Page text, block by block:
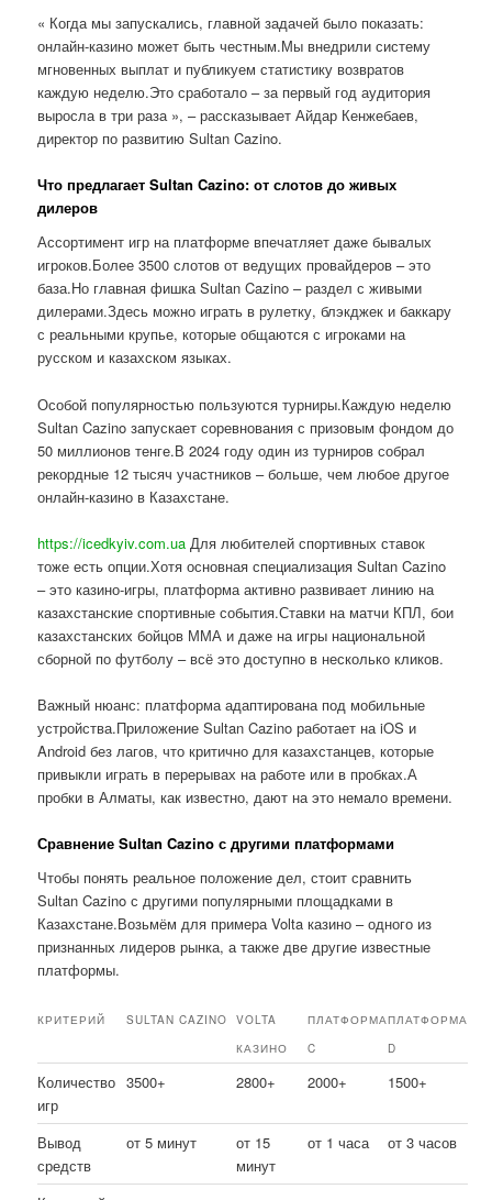
« Когда мы запускались, главной задачей было показать:
онлайн-казино может быть честным.Мы внедрили систему
мгновенных выплат и публикуем статистику возвратов
каждую неделю.Это сработало – за первый год аудитория
выросла в три раза », – рассказывает Айдар Кенжебаев,
директор по развитию Sultan Cazino.
Что предлагает Sultan Cazino: от слотов до живых
дилеров
Ассортимент игр на платформе впечатляет даже бывалых
игроков.Более 3500 слотов от ведущих провайдеров – это
база.Но главная фишка Sultan Cazino – раздел с живыми
дилерами.Здесь можно играть в рулетку, блэкджек и баккару
с реальными крупье, которые общаются с игроками на
русском и казахском языках.
Особой популярностью пользуются турниры.Каждую неделю
Sultan Cazino запускает соревнования с призовым фондом до
50 миллионов тенге.В 2024 году один из турниров собрал
рекордные 12 тысяч участников – больше, чем любое другое
онлайн-казино в Казахстане.
https://icedkyiv.com.ua Для любителей спортивных ставок
тоже есть опции.Хотя основная специализация Sultan Cazino
– это казино-игры, платформа активно развивает линию на
казахстанские спортивные события.Ставки на матчи КПЛ, бои
казахстанских бойцов ММА и даже на игры национальной
сборной по футболу – всё это доступно в несколько кликов.
Важный нюанс: платформа адаптирована под мобильные
устройства.Приложение Sultan Cazino работает на iOS и
Android без лагов, что критично для казахстанцев, которые
привыкли играть в перерывах на работе или в пробках.А
пробки в Алматы, как известно, дают на это немало времени.
Сравнение Sultan Cazino с другими платформами
Чтобы понять реальное положение дел, стоит сравнить
Sultan Cazino с другими популярными площадками в
Казахстане.Возьмём для примера Volta казино – одного из
признанных лидеров рынка, а также две другие известные
платформы.
КРИТЕРИЙ SULTAN CAZINO
VOLTA
КАЗИНО
ПЛАТФОРМА
C
ПЛАТФОРМА
D
Количество
игр
3500+ 2800+ 2000+ 1500+
Вывод
средств
от 5 минут
от 15
минут
от 1 часа от 3 часов